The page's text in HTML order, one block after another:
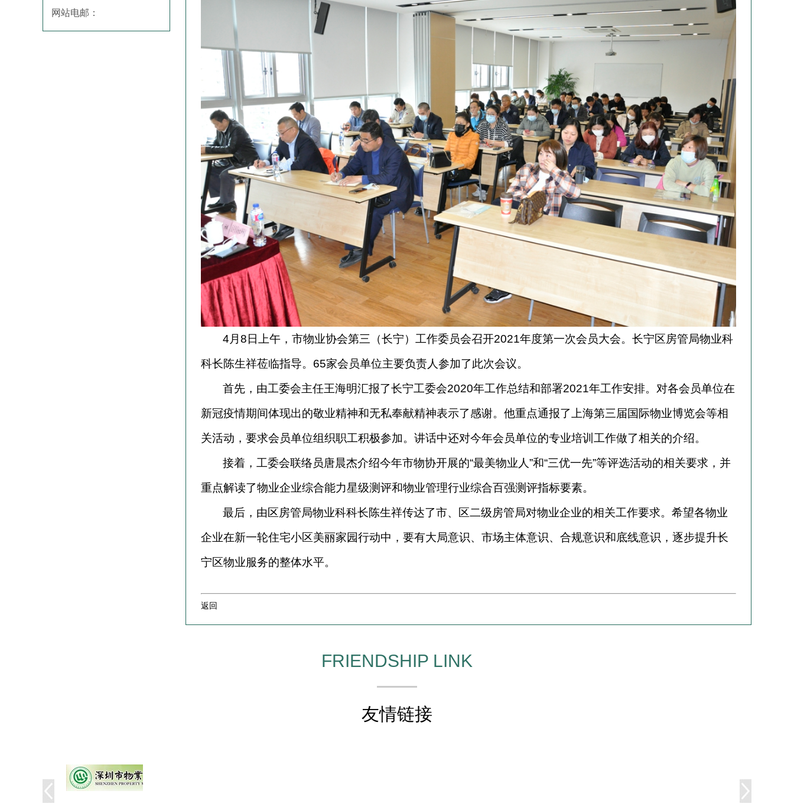
网站电邮：
4 月8日上午，市物业协会第三（长宁）工作委员会召开2021年度第一次会员大会。长宁区房管局物业科
科长陈生祥莅临指导。65家会员单位主要负责人参加了此次会议。
首先，由工委会主任王海明汇报了长宁工委会2020年工作总结和部署2021年工作安排。对各会员单位在
新冠疫情期间体现出的敬业精神和无私奉献精神表示了感谢。他重点通报了上海第三届国际物业博览会等相
关活动，要求会员单位组织职工积极参加。讲话中还对今年会员单位的专业培训工作做了相关的介绍。
接着，工委会联络员唐晨杰介绍今年市物协开展的“最美物业人”和“三优一先”等评选活动的相关要求，并
重点解读了物业企业综合能力星级测评和物业管理行业综合百强测评指标要素。
最后，由区房管局物业科科长陈生祥传达了市、区二级房管局对物业企业的相关工作要求。希望各物业
企业在新一轮住宅小区美丽家园行动中，要有大局意识、市场主体意识、合规意识和底线意识，逐步提升长
宁区物业服务的整体水平。
返回
FRIENDSHIP LINK
友情链接